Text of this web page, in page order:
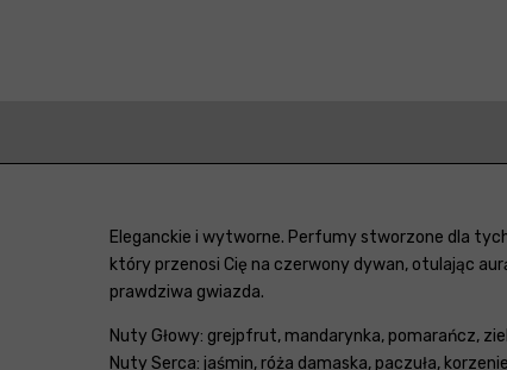
Eleganckie i wytworne. Perfumy stworzone dla
który przenosi Cię na czerwony dywan, otulając
prawdziwa gwiazda.
Nuty Głowy: grejpfrut, mandarynka, pomarańcz,
Nuty Serca: jaśmin, róża damaska, paczuła,